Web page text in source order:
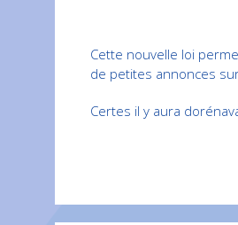
Cette nouvelle loi
de petites annonces
Certes il y aura